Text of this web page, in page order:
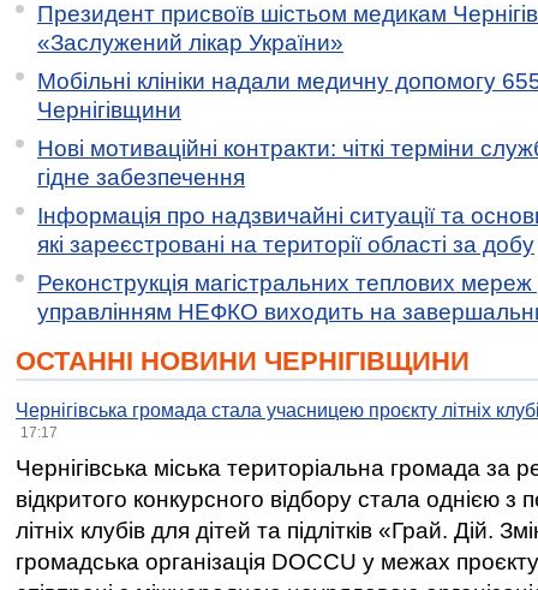
Президент присвоїв шістьом медикам
«Заслужений лікар України»
Мобільні клініки надали медичну допомогу
Чернігівщини
Нові мотиваційні контракти: чіткі терміни
гідне забезпечення
Інформація про надзвичайні ситуації та
які зареєстровані на території області за добу
Реконструкція магістральних теплових мереж
управлінням НЕФКО виходить на
ОСТАННІ НОВИНИ ЧЕРНІГІВЩИНИ
Чернігівська громада стала учасницею проєкту літніх
17:17
Чернігівська міська територіальна громада за
відкритого конкурсного відбору стала однією
літніх клубів для дітей та підлітків «Грай. Дій.
громадська організація DOCCU у межах